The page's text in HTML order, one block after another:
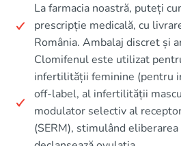
La farmacia noastră, puteți
prescripție medicală, cu
România. Ambalaj discret și
Clomifenul este utilizat
infertilității feminine (pentru
off-label, al infertilității
modulator selectiv al
(SERM), stimulând